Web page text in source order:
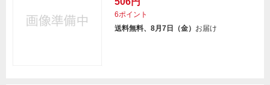
6ポイント
送料無料、8月7日（金） お届け